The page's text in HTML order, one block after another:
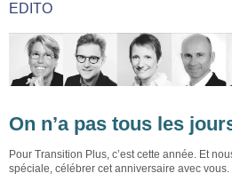
EDITO
On n’a pas tous les
Pour Transition Plus, c’est cette année. Et
spéciale, célébrer cet anniversaire avec vous.